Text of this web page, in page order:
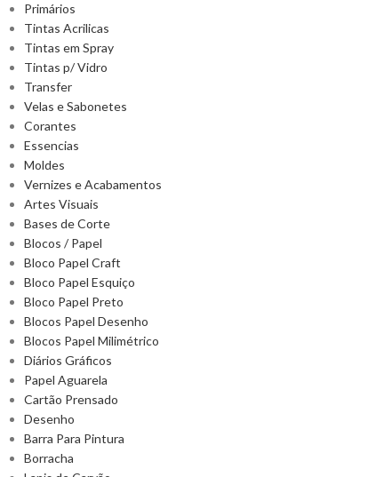
Primários
Tintas Acrilicas
Tintas em Spray
Tintas p/ Vidro
Transfer
Velas e Sabonetes
Corantes
Essencias
Moldes
Vernizes e Acabamentos
Artes Visuais
Bases de Corte
Blocos / Papel
Bloco Papel Craft
Bloco Papel Esquiço
Bloco Papel Preto
Blocos Papel Desenho
Blocos Papel Milimétrico
Diários Gráficos
Papel Aguarela
Cartão Prensado
Desenho
Barra Para Pintura
Borracha